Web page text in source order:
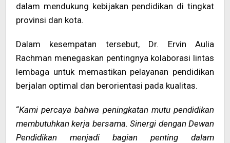
dalam mendukung kebijakan pendidikan di tingkat
provinsi dan kota.
Dalam kesempatan tersebut, Dr. Ervin Aulia
Rachman menegaskan pentingnya kolaborasi lintas
lembaga untuk memastikan pelayanan pendidikan
berjalan optimal dan berorientasi pada kualitas.
“Kami percaya bahwa peningkatan mutu pendidikan
membutuhkan kerja bersama. Sinergi dengan Dewan
Pendidikan menjadi bagian penting dalam